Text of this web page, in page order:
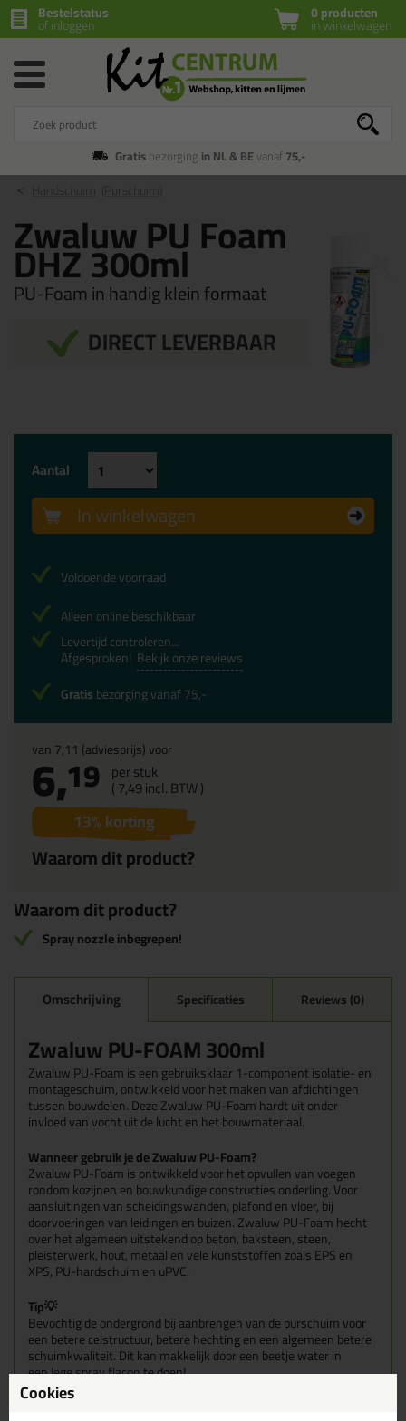
0 producten
in winkelwagen
Bestelstatus
of inloggen
Gratisbezorging in NL & BEvanaf75,-
Zwaluw PU Foam
DHZ 300ml
PU-Foam in handig klein formaat
DIRECT LEVERBAAR
van7,11 (adviesprijs) voor
6,19 per stuk
(7,49incl. BTW )
13% korting
Waarom dit product?
Aantal
In winkelwagen
Voldoende voorraad
Alleen online beschikbaar
Levertijd controleren...
Afgesproken! Bekijk onze reviews
Gratisbezorging vanaf 75,-
Waarom dit product?
Spray nozzle inbegrepen!
Omschrijving Specificaties Reviews (0)
Zwaluw PU-FOAM 300ml
Zwaluw PU-Foam is een gebruiksklaar 1-component isolatie- en
montageschuim, ontwikkeld voor het maken van afdichtingen
tussen bouwdelen. Deze Zwaluw PU-Foam hardt uit onder
invloed van vocht uit de lucht en het bouwmateriaal.
Wanneer gebruik je de Zwaluw PU-Foam?
Zwaluw PU-Foam is ontwikkeld voor het opvullen van voegen
rondom kozijnen en bouwkundige constructies onderling. Voor
aansluitingen van scheidingswanden, plafond en vloer, bij
doorvoeringen van leidingen en buizen. Zwaluw PU-Foam hecht
over het algemeen uitstekend op beton, baksteen, steen,
pleisterwerk, hout, metaal en vele kunststoffen zoals EPS en
XPS, PU-hardschuim en uPVC.
Tip💡
Bevochtig de ondergrond bij aanbrengen van de purschuim voor
een betere celstructuur, betere hechting en een algemeen betere
schuimkwaliteit. Dit kan makkelijk door een beetje water in
eenlege spray flaconte doen!
Kenmerken
Cookies